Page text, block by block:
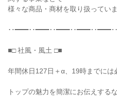
様々な商品・商材を取り扱っていま
･･━━･･━━･･━━･･━━･･━━･
■□ 社風・風土 □■
年間休日127日＋α、19時までには
トップの魅力を簡潔にお伝えするな